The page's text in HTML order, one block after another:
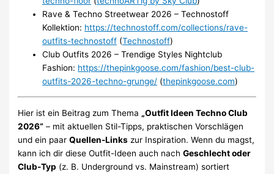
Rave & Techno Streetwear 2026 – Technostoff
Kollektion: https://technostoff.com/collections/rave-
outfits-technostoff (Technostoff)
Club Outfits 2026 – Trendige Styles Nightclub
Fashion: https://thepinkgoose.com/fashion/best-club-
outfits-2026-techno-grunge/ (thepinkgoose.com)
Hier ist ein Beitrag zum Thema „Outfit Ideen Techno Club
2026“ – mit aktuellen Stil-Tipps, praktischen Vorschlägen
und ein paarQuellen-Links zur Inspiration. Wenn du magst,
kann ich dir diese Outfit-Ideen auch nachGeschlecht oder
Club-Typ (z. B. Underground vs. Mainstream) sortiert